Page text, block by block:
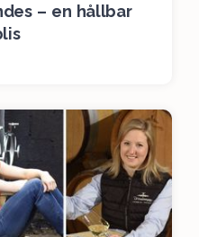
– en hållbar